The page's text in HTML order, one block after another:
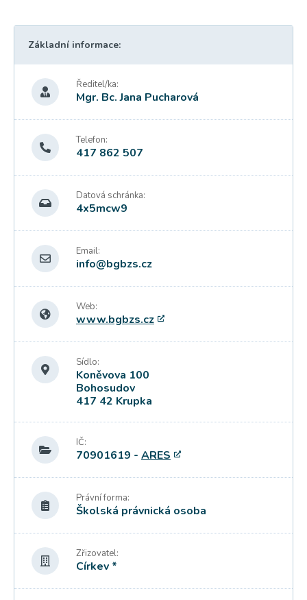
Základní informace:
Ředitel/ka:
Mgr. Bc. Jana Pucharová
Telefon:
417 862 507
Datová schránka:
4x5mcw9
Email:
info@bgbzs.cz
Web:
www.bgbzs.cz
Sídlo:
Koněvova 100
Bohosudov
417 42 Krupka
IČ:
70901619 - ARES
Právní forma:
Školská právnická osoba
Zřizovatel:
Církev *